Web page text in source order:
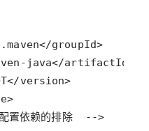
  <groupId>com.atguigu.maven</groupId>